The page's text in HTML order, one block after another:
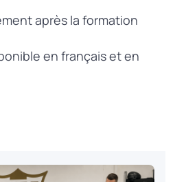
après la formation
en français et en